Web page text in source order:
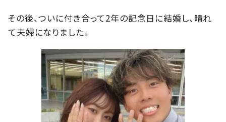
その後、ついに付き合って2年の記念日に結婚し、晴れ
て夫婦になりました。